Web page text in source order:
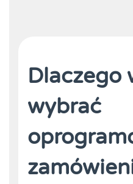
Dlaczego
wybrać